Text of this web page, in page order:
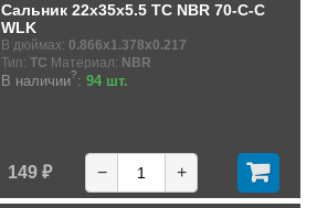
Сальник 22x35x5.5 TC NBR 70-C-C
WLK
В дюймах: 0.866x1.378x0.217
Тип: TC Материал: NBR
В наличии?: 94 шт.
149 ₽ − +